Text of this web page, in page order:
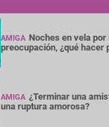
AMIGA Noches en vela
preocupación, ¿qué hacer
AMIGA ¿Terminar una
una ruptura amorosa?